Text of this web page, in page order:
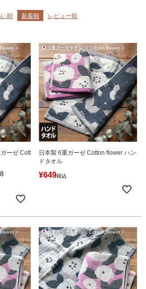
順 新着順 レビュー順
ーゼ Cott
日本製 6重ガーゼ Cotton flower ハン
ドタオル
¥649税込